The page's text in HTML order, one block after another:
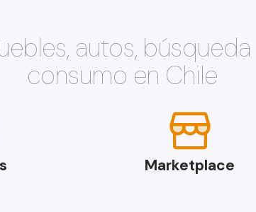
autos,
consumo en Chile
Marketplace